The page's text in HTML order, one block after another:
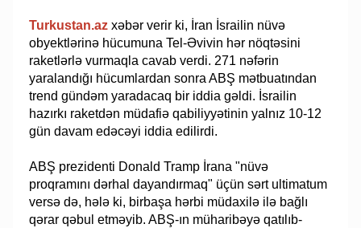
Turkustan.az xəbər verir ki, İran İsrailin nüvə
obyektlərinə hücumuna Tel-Əvivin hər nöqtəsini
raketlərlə vurmaqla cavab verdi. 271 nəfərin
yaralandığı hücumlardan sonra ABŞ mətbuatından
trend gündəm yaradacaq bir iddia gəldi. İsrailin
hazırkı raketdən müdafiə qabiliyyətinin yalnız 10-12
gün davam edəcəyi iddia edilirdi.
ABŞ prezidenti Donald Tramp İrana "nüvə
proqramını dərhal dayandırmaq" üçün sərt ultimatum
versə də, hələ ki, birbaşa hərbi müdaxilə ilə bağlı
qərar qəbul etməyib. ABŞ-ın müharibəyə qatılıb-